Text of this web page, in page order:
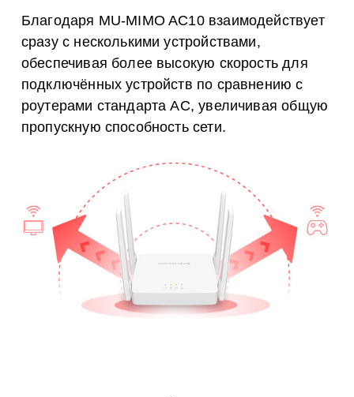
Благодаря MU-MIMO AC10 взаимодействует
сразу с несколькими устройствами,
обеспечивая более высокую скорость для
подключённых устройств по сравнению с
роутерами стандарта AC, увеличивая общую
пропускную способность сети.